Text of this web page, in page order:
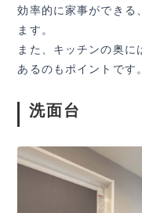
効率的に家事ができる
ます。
また、キッチンの奥
あるのもポイントです。
洗面台